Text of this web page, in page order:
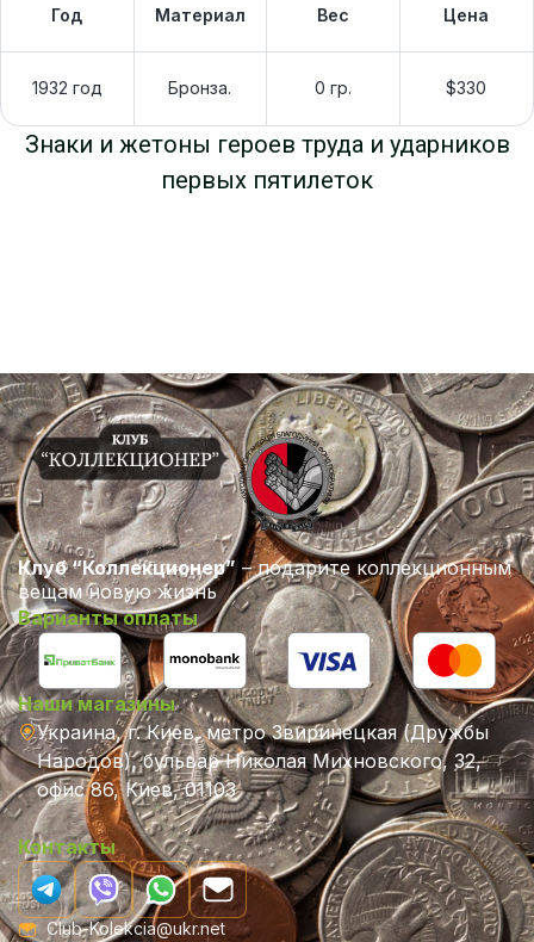
Год Материал Вес Цена
1932 год Бронза. 0 гр. $330
Знаки и жетоны героев труда и ударников
первых пятилеток
Клуб “Коллекционер” – подарите коллекционным
вещам новую жизнь
Варианты оплаты
Наши магазины
Украина, г. Киев, метро Звиринецкая (Дружбы
Народов), бульвар Николая Михновского, 32,
офис 86, Киев, 01103
Контакты
Club-Kolekcia@ukr.net